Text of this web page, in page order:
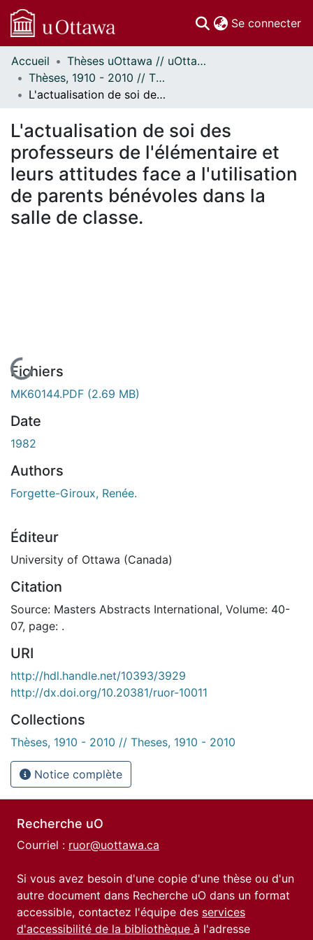
Se connecter
Communautés
et collections
Parcourir
À propos
Accueil
Thèses uOttawa // uOttawa Theses
Thèses, 1910 - 2010 // Theses, 1910 - 2010
L'actualisation de soi des professeurs de l'élémentaire et leurs attitudes face a l'utilisation de parents bénévoles dans la salle de classe.
L'actualisation de soi des
professeurs de l'élémentaire et
leurs attitudes face a l'utilisation
de parents bénévoles dans la
salle de classe.
En cours de chargement...
Fichiers
MK60144.PDF (2.69 MB)
Date
1982
Authors
Forgette-Giroux, Renée.
Éditeur
University of Ottawa (Canada)
Citation
Source: Masters Abstracts International, Volume: 40-
07, page: .
URI
http://hdl.handle.net/10393/3929
http://dx.doi.org/10.20381/ruor-10011
Collections
Thèses, 1910 - 2010 // Theses, 1910 - 2010
Notice complète
Recherche uO
Courriel : ruor@uottawa.ca
Si vous avez besoin d'une copie d'une thèse ou d'un
autre document dans Recherche uO dans un format
accessible, contactez l'équipe des services
d'accessibilité de la bibliothèque à l'adresse